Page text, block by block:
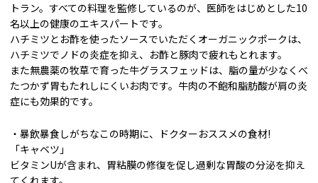
トラン。すべての料理を監修しているのが、医師をはじめとした10
名以上の健康のエキスパートです。
ハチミツとお酢を使ったソースでいただくオーガニックポークは、
ハチミツでノドの炎症を抑え、お酢と豚肉で疲れもとれます。
また無農薬の牧草で育った牛グラスフェッドは、脂の量が少なくべ
たつかず胃もたれしにくいお肉です。牛肉の不飽和脂肪酸が肩の炎
症にも効果的です。
・暴飲暴食しがちなこの時期に、ドクターおススメの食材!
「キャベツ」
ビタミンUが含まれ、胃粘膜の修復を促し過剰な胃酸の分泌を抑え